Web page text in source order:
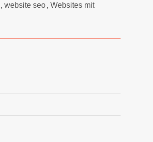
,website seo,Websites mit